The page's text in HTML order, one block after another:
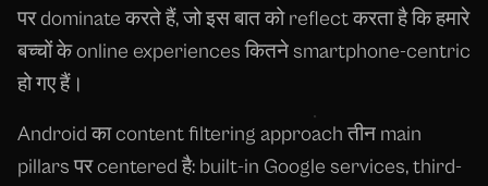
पर dominate करते हैं, जो इस बात को reflect करता है कि हमारे
बच्चों के online experiences कितने smartphone-centric
हो गए हैं।
Android का content filtering approach तीन main
pillars पर centered है: built-in Google services, third-